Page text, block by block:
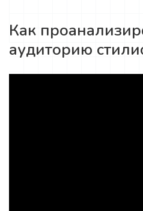
Как
аудиторию